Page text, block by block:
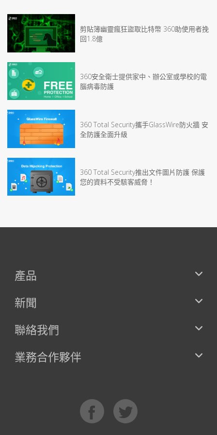
剪貼簿幽靈瘋狂盜取比特幣 360助使用者挽
回1.8億
360安全衛士提供家中、辦公室或學校的電
腦病毒防護
360 Total Security攜手GlassWire防火牆 安
全防護全面升級
360 Total Security推出文件圖片防護 保護
您的資料不受駭客威脅！
產品
新聞
聯絡我們
業務合作夥伴